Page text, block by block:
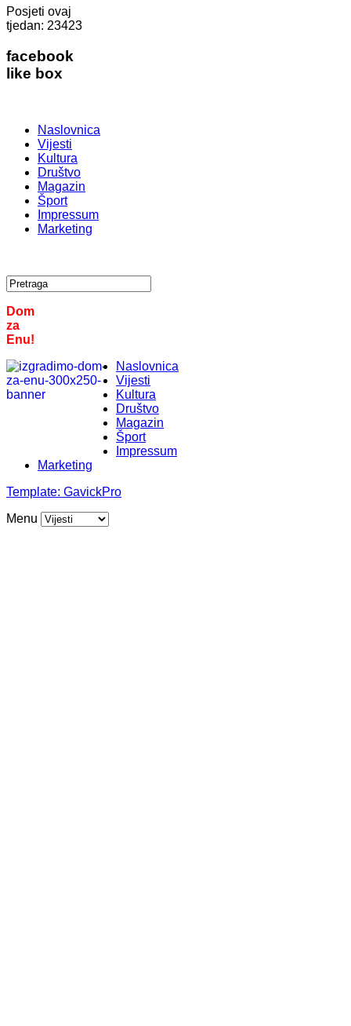
Posjeti ovaj
tjedan: 23423
facebook
like box
Naslovnica
Vijesti
Kultura
Društvo
Magazin
Šport
Impressum
Marketing
Dom
za
Enu!
Naslovnica
Vijesti
Kultura
Društvo
Magazin
Šport
Impressum
Marketing
Template: GavickPro
Menu